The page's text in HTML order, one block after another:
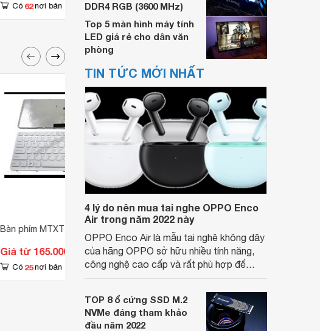
Có 62 nơi bán Chưa có nơi bán
Bàn phím MTXT Sony SVE14
Giá từ 165.000 đ
Có 25 nơi bán
Giá từ 165.000 đ
Có 19 nơi bán
DDR4 RGB (3600 MHz)
Top 5 màn hình máy tính
LED giá rẻ cho dân văn
phòng
TIN TỨC MỚI NHẤT
4 lý do nên mua tai nghe OPPO Enco
Air trong năm 2022 này
OPPO Enco Air là mẫu tai nghê không dây
của hãng OPPO sở hữu nhiều tính năng,
công nghệ cao cấp và rất phù hợp để
Thiết bị được thiết kế phù hợp với mọi đối
tượng khác nhau. Bạn có thể tham khảo
và chọn mua thiết bị này từ bây giờ.
TOP 8 ổ cứng SSD M.2
NVMe đáng tham khảo
đầu năm 2022